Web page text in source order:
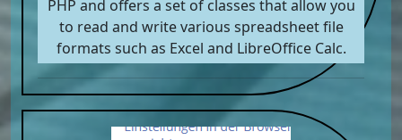
PHP and offers a set of classes that allow you
to read and write various spreadsheet file
formats such as Excel and LibreOffice Calc.